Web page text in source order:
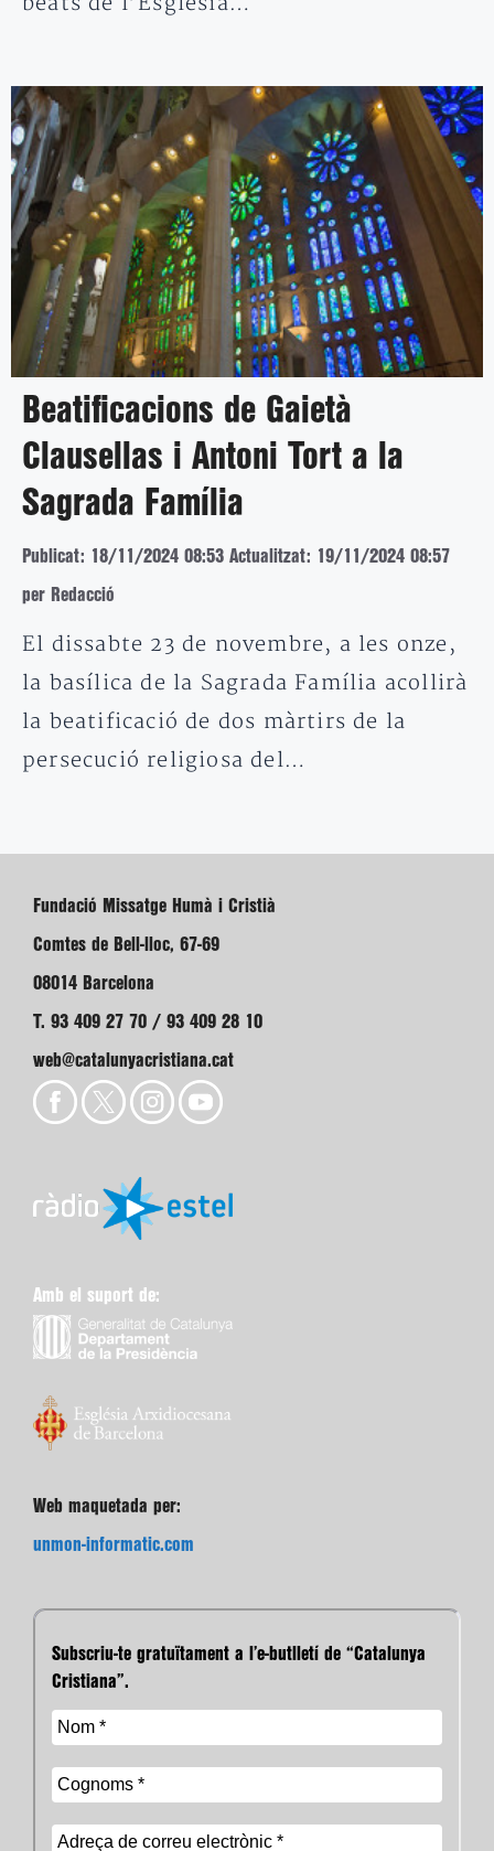
Beatificacions de Gaietà
Clausellas i Antoni Tort a la
Sagrada Família
Publicat: 18/11/2024 08:53 Actualitzat: 19/11/2024 08:57
per Redacció
El dissabte 23 de novembre, a les onze,
la basílica de la Sagrada Família acollirà
la beatificació de dos màrtirs de la
persecució religiosa del…
Fundació Missatge Humà i Cristià
Comtes de Bell-lloc, 67-69
08014 Barcelona
T. 93 409 27 70 / 93 409 28 10
web@catalunyacristiana.cat
Amb el suport de:
Web maquetada per:
unmon-informatic.com
Subscriu-te gratuïtament a l’e-butlletí de “Catalunya
Cristiana”.